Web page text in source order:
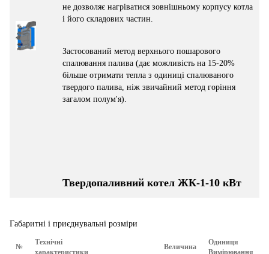
не дозволяє нагріватися зовнішньому корпусу котла
і його складових частин.
Застосований метод верхнього пошарового
спалювання палива (дає можливість на 15-20%
більше отримати тепла з одиниці спалюваного
твердого палива, ніж звичайний метод горіння
загалом полум'я).
Твердопаливний котел ЖК-1-10 кВт
Габаритні і приєднувальні розміри
№
Технічні
характеристики
Величина
Одиниця
Вимірювання